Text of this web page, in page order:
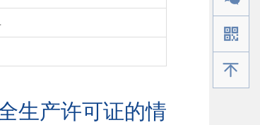
生产许可证的情
手机版